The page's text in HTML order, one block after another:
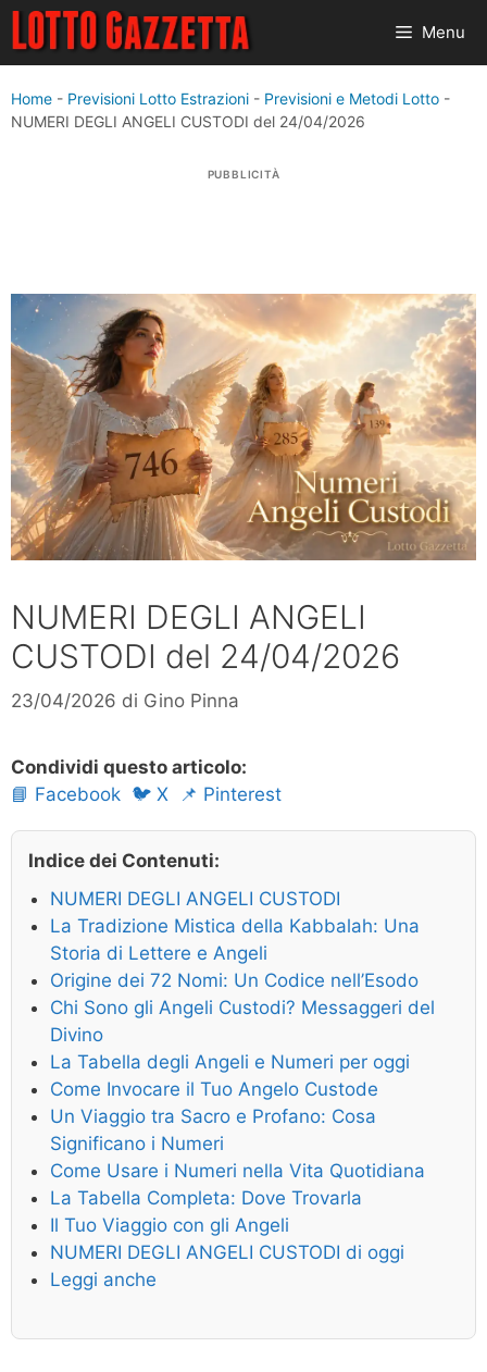
Vai
contenuto
Menu
Home - Previsioni Lotto Estrazioni - Previsioni e Metodi Lotto -
NUMERI DEGLI ANGELI CUSTODI del 24/04/2026
PUBBLICITÀ
NUMERI DEGLI ANGELI
CUSTODI del 24/04/2026
23/04/2026 di Gino Pinna
Condividi questo articolo:
📘 Facebook 🐦 X 📌 Pinterest
Indice dei Contenuti:
NUMERI DEGLI ANGELI CUSTODI
La Tradizione Mistica della Kabbalah: Una
Storia di Lettere e Angeli
Origine dei 72 Nomi: Un Codice nell’Esodo
Chi Sono gli Angeli Custodi? Messaggeri del
Divino
La Tabella degli Angeli e Numeri per oggi
Come Invocare il Tuo Angelo Custode
Un Viaggio tra Sacro e Profano: Cosa
Significano i Numeri
Come Usare i Numeri nella Vita Quotidiana
La Tabella Completa: Dove Trovarla
Il Tuo Viaggio con gli Angeli
NUMERI DEGLI ANGELI CUSTODI di oggi
Leggi anche